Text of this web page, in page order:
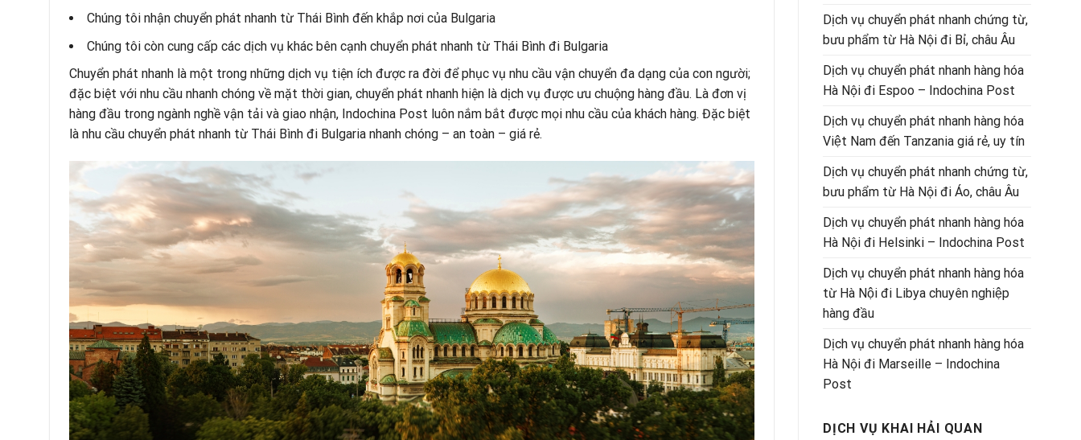
Chúng tôi nhận chuyển phát nhanh từ Thái Bình đến khắp nơi của Bulgaria
Chúng tôi còn cung cấp các dịch vụ khác bên cạnh chuyển phát nhanh từ Thái Bình đi Bulgaria
Chuyển phát nhanh là một trong những dịch vụ tiện ích được ra đời để phục vụ nhu cầu vận chuyển đa dạng của con người;
đặc biệt với nhu cầu nhanh chóng về mặt thời gian, chuyển phát nhanh hiện là dịch vụ được ưu chuộng hàng đầu. Là đơn vị
hàng đầu trong ngành nghề vận tải và giao nhận, Indochina Post luôn nắm bắt được mọi nhu cầu của khách hàng. Đặc biệt
là nhu cầu chuyển phát nhanh từ Thái Bình đi Bulgaria nhanh chóng – an toàn – giá rẻ.
Dịch vụ chuyển phát nhanh chứng từ,
bưu phẩm từ Hà Nội đi Bỉ, châu Âu
Dịch vụ chuyển phát nhanh hàng hóa
Hà Nội đi Espoo – Indochina Post
Dịch vụ chuyển phát nhanh hàng hóa
Việt Nam đến Tanzania giá rẻ, uy tín
Dịch vụ chuyển phát nhanh chứng từ,
bưu phẩm từ Hà Nội đi Áo, châu Âu
Dịch vụ chuyển phát nhanh hàng hóa
Hà Nội đi Helsinki – Indochina Post
Dịch vụ chuyển phát nhanh hàng hóa
từ Hà Nội đi Libya chuyên nghiệp
hàng đầu
Dịch vụ chuyển phát nhanh hàng hóa
Hà Nội đi Marseille – Indochina
Post
DỊCH VỤ KHAI HẢI QUAN